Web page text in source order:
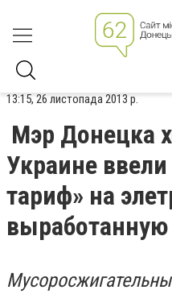
13:15, 26 листопада 2013 р.
Мэр Донецка
Украине
тариф» на